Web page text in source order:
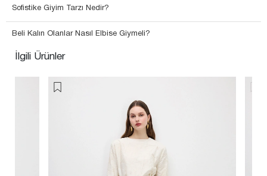
Sofistike Giyim Tarzı Nedir?
Beli Kalın Olanlar Nasıl Elbise Giymeli?
İlgili Ürünler